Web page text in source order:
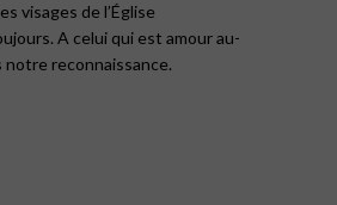
visages de l’Église
A celui qui est amour au-
notre reconnaissance.